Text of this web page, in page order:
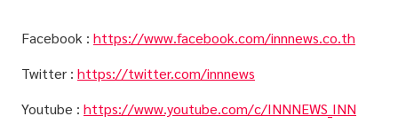
Facebook : https://www.facebook.com/innnews.co.th
Twitter : https://twitter.com/innnews
Youtube : https://www.youtube.com/c/INNNEWS_INN